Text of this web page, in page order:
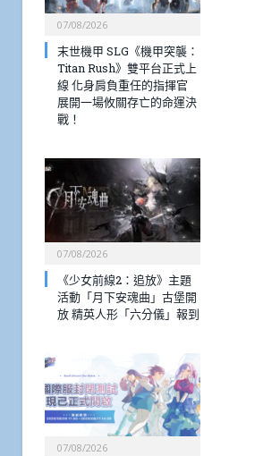
07/08/2026
末世機甲 SLG《機甲突襲：
Titan Rush》雙平台正式上
線 化身肩負重任的指揮官
展開一場攸關存亡的命運決
戰！
07/08/2026
《少女前線2：追放》主題
活動「月下安魂曲」古堡開
放 精英人形「六分儀」報到
07/08/2026